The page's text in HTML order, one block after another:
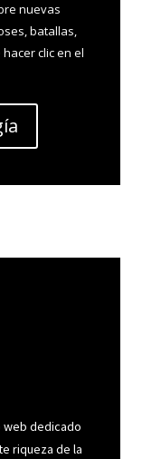
nuevas
batallas,
clic en el
web dedicado
riqueza de la